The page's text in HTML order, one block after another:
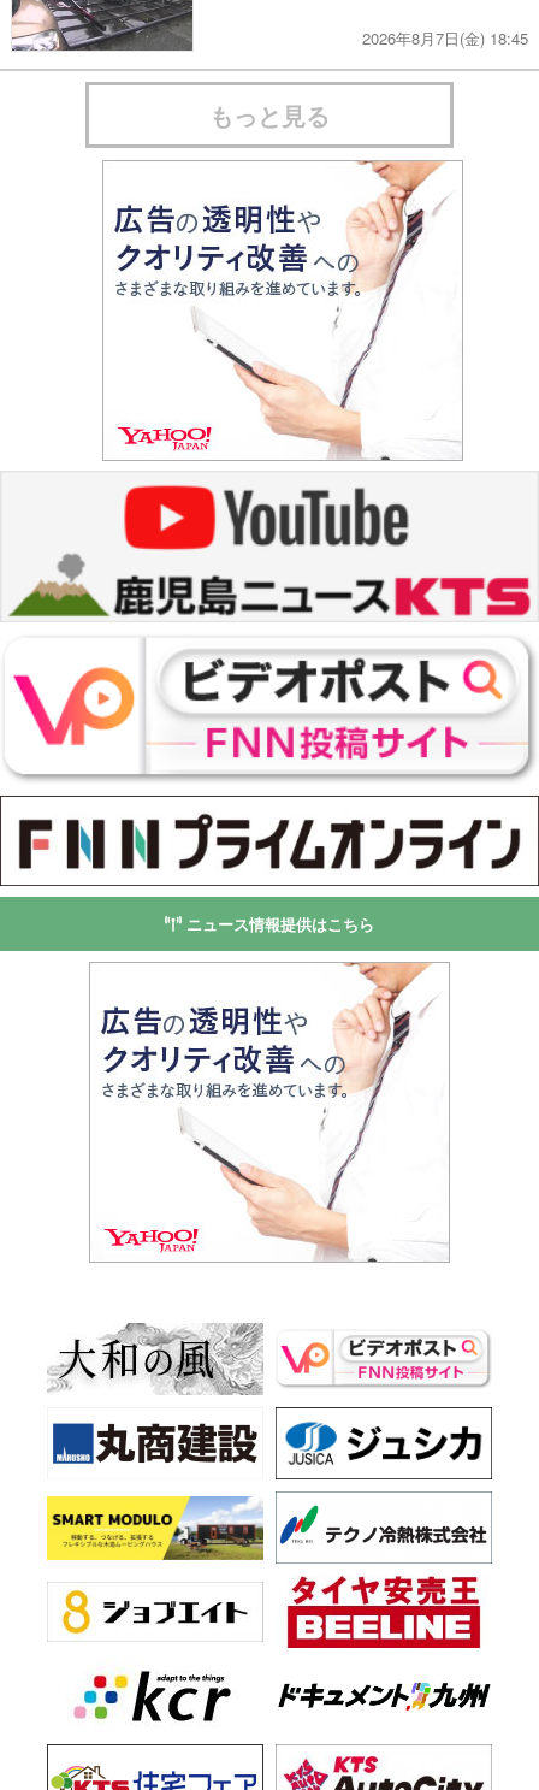
2026年8月7日(金) 18:45
もっと見る
ニュース情報提供はこちら